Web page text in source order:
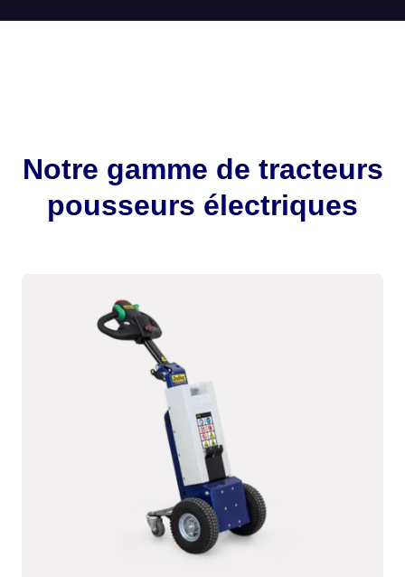
Notre gamme de tracteurs
pousseurs électriques